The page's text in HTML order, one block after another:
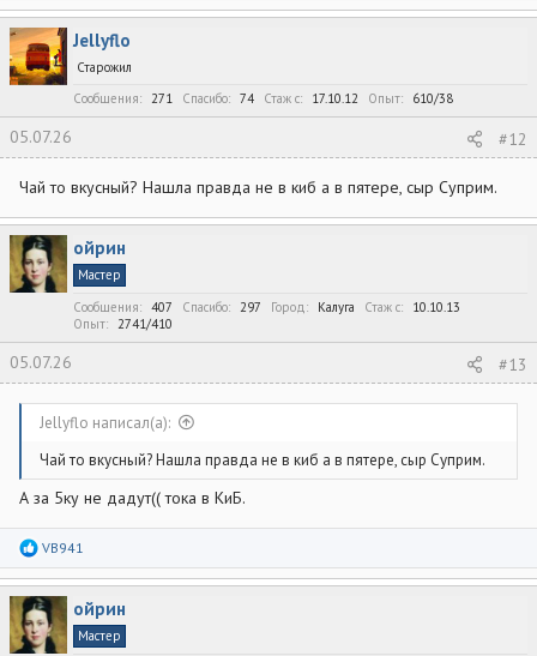
а
к
ц
и
и
Jellyflo
Старожил
Сообщения
271 Спасибо 74 Стаж c 17.10.12 Опыт 610/38
05.07.26 #12
Чай то вкусный? Нашла правда не в киб а в пятере, сыр Суприм.
ойрин
Мастер
Сообщения
407 Спасибо 297 Город Калуга Стаж c
10.10.13
Опыт
2741/410
05.07.26 #13
Jellyflo написал(а):
Чай то вкусный? Нашла правда не в киб а в пятере, сыр Суприм.
А за 5ку не дадут(( тока в КиБ.
Р
а
к
ц
и
и
VB941
ойрин
Мастер